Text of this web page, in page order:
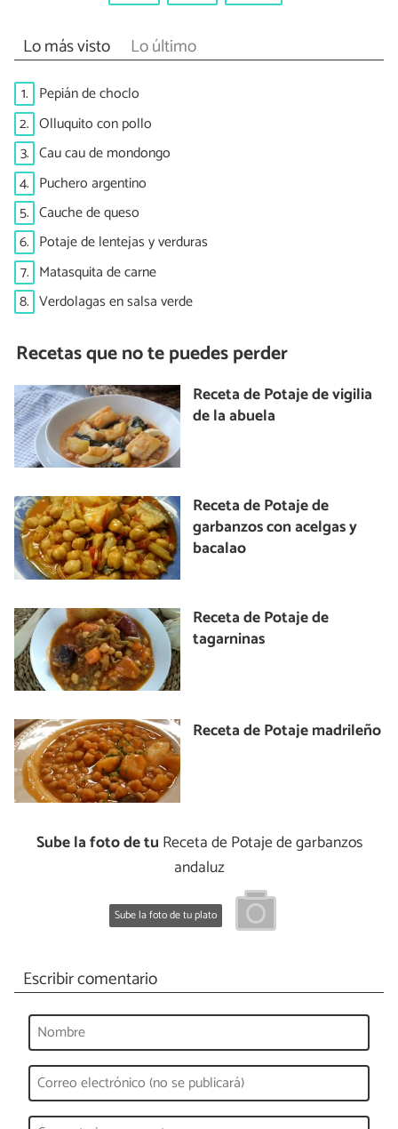
Lo más visto Lo último
1. Pepián de choclo
2. Olluquito con pollo
3. Cau cau de mondongo
4. Puchero argentino
5. Cauche de queso
6. Potaje de lentejas y verduras
7. Matasquita de carne
8. Verdolagas en salsa verde
Recetas que no te puedes perder
Receta de Potaje de vigilia
de la abuela
Receta de Potaje de
garbanzos con acelgas y
bacalao
Receta de Potaje de
tagarninas
Receta de Potaje madrileño
Sube la foto de tu Receta de Potaje de garbanzos
andaluz
Sube la foto de tu plato
Escribir comentario